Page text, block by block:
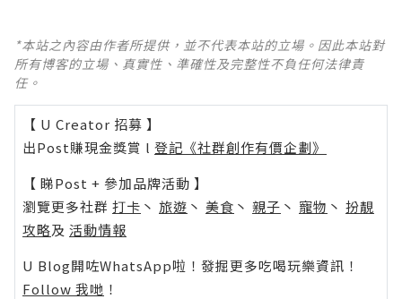
*本站之內容由作者所提供，並不代表本站的立場。因此本站對
所有博客的立場、真實性、準確性及完整性不負任何法律責
任。
【 U Creator 招募 】
出Post賺現金獎賞 l 登記《社群創作有價企劃》
【 睇Post + 參加品牌活動 】
瀏覽更多社群 打卡 丶 旅遊 丶 美食 丶 親子 丶 寵物 丶 扮靚
攻略及 活動情報
U Blog開咗WhatsApp啦！發掘更多吃喝玩樂資訊！
Follow 我哋 ！